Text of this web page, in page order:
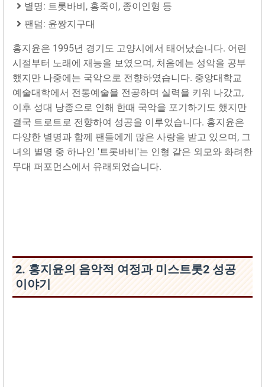
별명: 트롯바비, 홍죽이, 종이인형 등
팬덤: 윤짱지구대
홍지윤은 1995년 경기도 고양시에서 태어났습니다. 어린
시절부터 노래에 재능을 보였으며, 처음에는 성악을 공부
했지만 나중에는 국악으로 전향하였습니다. 중앙대학교
예술대학에서 전통예술을 전공하며 실력을 키워 나갔고,
이후 성대 낭종으로 인해 한때 국악을 포기하기도 했지만
결국 트로트로 전향하여 성공을 이루었습니다. 홍지윤은
다양한 별명과 함께 팬들에게 많은 사랑을 받고 있으며, 그
녀의 별명 중 하나인 '트롯바비'는 인형 같은 외모와 화려한
무대 퍼포먼스에서 유래되었습니다.
2. 홍지윤의 음악적 여정과 미스트롯2 성공
이야기